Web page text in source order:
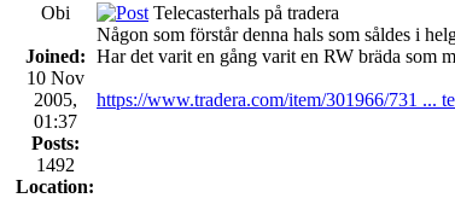
Obi
Joined:
10 Nov
2005,
01:37
Posts:
1492
Location:
Telecasterhals på tradera
Någon som förstår denna hals som såldes i
Har det varit en gång varit en RW bräda som
https://www.tradera.com/item/301966/731 ...